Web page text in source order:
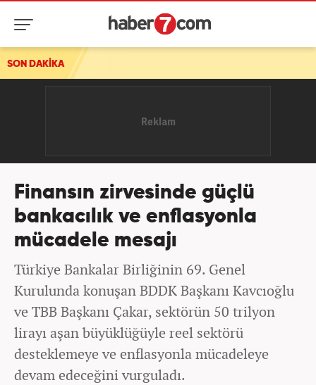
SON DAKİKA
Finansın zirvesinde güçlü
bankacılık ve enflasyonla
mücadele mesajı
Türkiye Bankalar Birliğinin 69. Genel
Kurulunda konuşan BDDK Başkanı Kavcıoğlu
ve TBB Başkanı Çakar, sektörün 50 trilyon
lirayı aşan büyüklüğüyle reel sektörü
desteklemeye ve enflasyonla mücadeleye
devam edeceğini vurguladı.